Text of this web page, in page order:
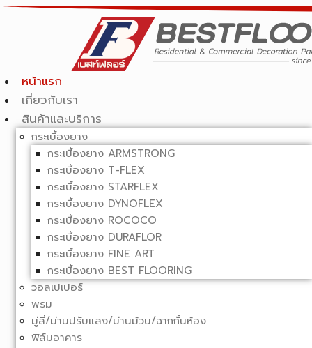
หน้าแรก
เกี่ยวกับเรา
สินค้าและบริการ
กระเบื้องยาง
กระเบื้องยาง ARMSTRONG
กระเบื้องยาง T-FLEX
กระเบื้องยาง STARFLEX
กระเบื้องยาง DYNOFLEX
กระเบื้องยาง ROCOCO
กระเบื้องยาง DURAFLOR
กระเบื้องยาง FINE ART
กระเบื้องยาง BEST FLOORING
วอลเปเปอร์
พรม
มู่ลี่/ม่านปรับแสง/ม่านม้วน/ฉากกั้นห้อง
ฟิล์มอาคาร